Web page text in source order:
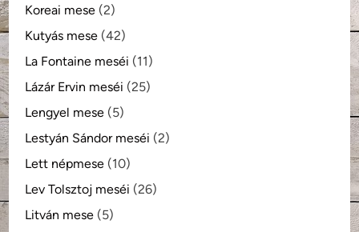
Koreai mese (2)
Kutyás mese (42)
La Fontaine meséi (11)
Lázár Ervin meséi (25)
Lengyel mese (5)
Lestyán Sándor meséi (2)
Lett népmese (10)
Lev Tolsztoj meséi (26)
Litván mese (5)